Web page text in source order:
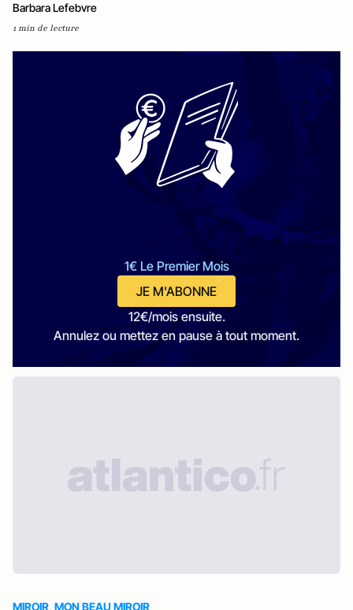
Barbara Lefebvre
1 min de lecture
1€ Le Premier Mois
JE M'ABONNE
12€/mois ensuite.
Annulez ou mettez en pause à tout moment.
MIROIR, MON BEAU MIROIR